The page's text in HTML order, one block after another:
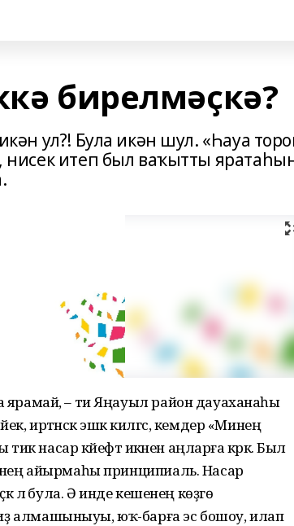
бирелмәҫкә?
ул?! Була икән шул. «Һауа
итеп был ваҡытты
ярамай, – ти Яңауыл район дауаханаһы
иртәнсәк эшкә килгәс, кемдер «Минең
насар кәйефтә икәнен аңларға кәрәк. Был
айырмаһы принципиаль. Насар
лә була. Ә инде кешенең көҙгө
алмашыныуы, юҡ-барға эс бошоу, илап